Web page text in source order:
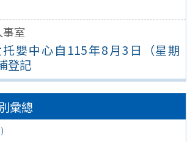
事室
嬰中心自115年8月3日（星期
登記
彙總